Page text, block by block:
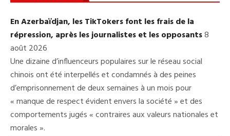
En Azerbaïdjan, les TikTokers font les frais de la
répression, après les journalistes et les opposants8
août 2026
Une dizaine d’influenceurs populaires sur le réseau social
chinois ont été interpellés et condamnés à des peines
d’emprisonnement de deux semaines à un mois pour
« manque de respect évident envers la société » et des
comportements jugés « contraires aux valeurs nationales et
morales ».